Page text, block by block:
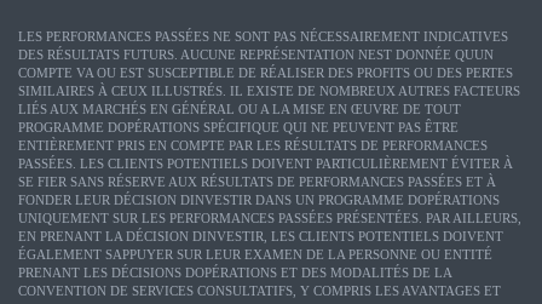
LES PERFORMANCES PASSÉES NE SONT PAS NÉCESSAIREMENT INDICATIVES
DES RÉSULTATS FUTURS. AUCUNE REPRÉSENTATION NEST DONNÉE QUUN
COMPTE VA OU EST SUSCEPTIBLE DE RÉALISER DES PROFITS OU DES PERTES
SIMILAIRES À CEUX ILLUSTRÉS. IL EXISTE DE NOMBREUX AUTRES FACTEURS
LIÉS AUX MARCHÉS EN GÉNÉRAL OU A LA MISE EN ŒUVRE DE TOUT
PROGRAMME DOPÉRATIONS SPÉCIFIQUE QUI NE PEUVENT PAS ÊTRE
ENTIÈREMENT PRIS EN COMPTE PAR LES RÉSULTATS DE PERFORMANCES
PASSÉES. LES CLIENTS POTENTIELS DOIVENT PARTICULIÈREMENT ÉVITER À
SE FIER SANS RÉSERVE AUX RÉSULTATS DE PERFORMANCES PASSÉES ET À
FONDER LEUR DÉCISION DINVESTIR DANS UN PROGRAMME DOPÉRATIONS
UNIQUEMENT SUR LES PERFORMANCES PASSÉES PRÉSENTÉES. PAR AILLEURS,
EN PRENANT LA DÉCISION DINVESTIR, LES CLIENTS POTENTIELS DOIVENT
ÉGALEMENT SAPPUYER SUR LEUR EXAMEN DE LA PERSONNE OU ENTITÉ
PRENANT LES DÉCISIONS DOPÉRATIONS ET DES MODALITÉS DE LA
CONVENTION DE SERVICES CONSULTATIFS, Y COMPRIS LES AVANTAGES ET